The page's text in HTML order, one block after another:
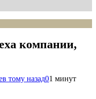
компании,
тому назад01 минут